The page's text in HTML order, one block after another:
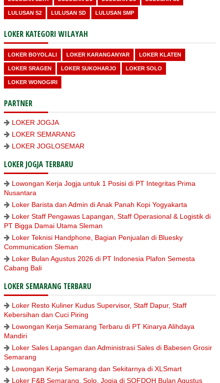
LULUSAN S2 LULUSAN SD LULUSAN SMP
LOKER KATEGORI WILAYAH
LOKER BOYOLALI LOKER KARANGANYAR LOKER KLATEN
LOKER SRAGEN LOKER SUKOHARJO LOKER SOLO
LOKER WONOGIRI
PARTNER
LOKER JOGJA
LOKER SEMARANG
LOKER JOGLOSEMAR
LOKER JOGJA TERBARU
Lowongan Kerja Jogja untuk 1 Posisi di PT Integritas Prima
Nusantara
Loker Barista dan Admin di Anak Panah Kopi Yogyakarta
Loker Staff Pengawas Lapangan, Staff Operasional & Logistik di
PT Bigga Damai Utama Sleman
Loker Teknisi Handphone, Bagian Penjualan di Bluesky
Communication Sleman
Loker Bulan Agustus 2026 di PT Indonesia Plafon Semesta
Cabang Bali
LOKER SEMARANG TERBARU
Loker Resto Kuliner Kudus Supervisor, Staff Dapur, Staff
Kebersihan dan Cuci Piring
Lowongan Kerja Semarang Terbaru di PT Kinarya Alihdaya
Mandiri
Loker Sales Lapangan dan Administrasi Sales di Babesen Grosir
Semarang
Lowongan Kerja Semarang dan Sekitarnya di XLSmart
Loker F&B Semarang, Solo, Jogja di SOFDOH Bulan Agustus